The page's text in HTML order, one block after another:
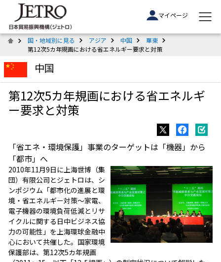
マイページ
国・地域別に見る アジア 中国
華東
第12次5カ年規画における省エネルギー要求と対策
中国
第12次5カ年規画における省エネルギ
ー要求と対策
「省エネ・環境保護」事業のターゲットは「機器」から
「都市」へ
2010年11月9日に上海世博（集
団）有限公司とジェトロは、シ
ンポジウム「都市化の進展と環
境・省エネルギー対策～家電、
電子機器の環境負荷低減とリサ
イクルに関する日中ビジネス協
力の可能性」を上海環球金融中
心において共催した。国家環境
保護部は、第12次5カ年規画